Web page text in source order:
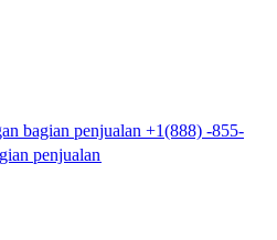
bagian penjualan +1(888) -855-
penjualan​​